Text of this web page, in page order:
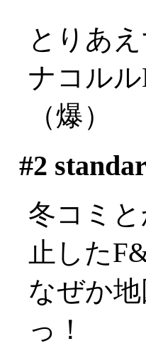
とりあ
ナコル
（爆）
#2
冬コミ
止した
なぜか
っ！